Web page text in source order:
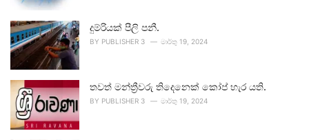
දුම්රියක් පීලි පනී.
BY PUBLISHER 3 මාර්තු 19, 2024
තවත් මන්ත්‍රීවරු තිදෙනෙක් කෝප් හැර යති.
BY PUBLISHER 3 මාර්තු 19, 2024